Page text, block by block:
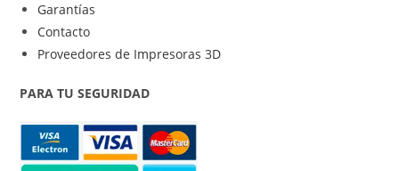
Garantías
Contacto
Proveedores de Impresoras 3D
PARA TU SEGURIDAD